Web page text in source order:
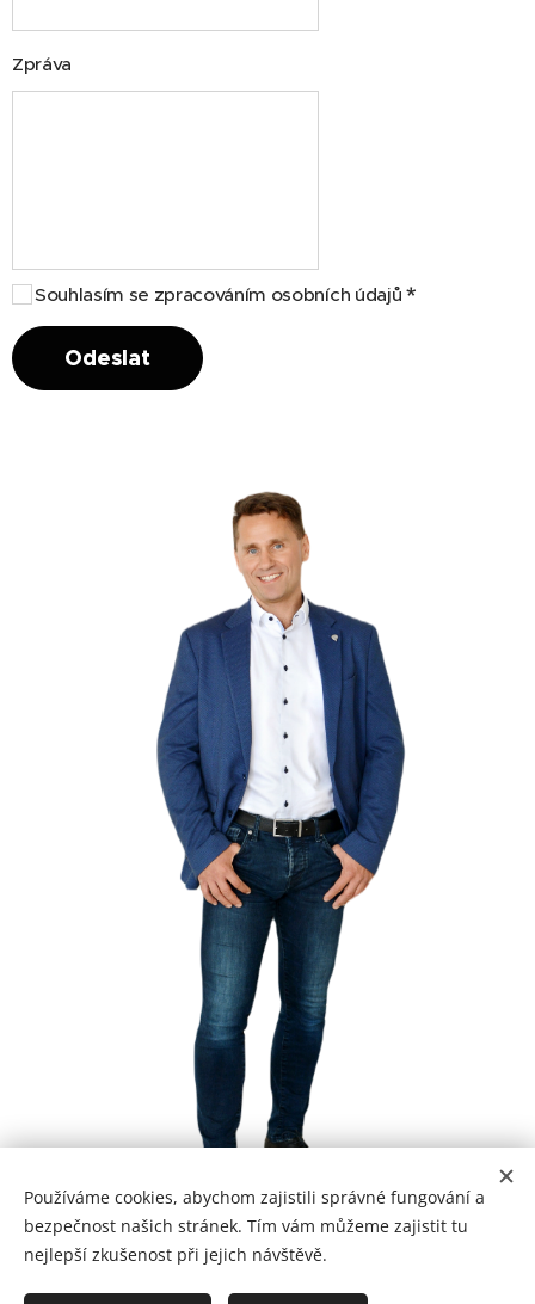
Zpráva
Souhlasím se zpracováním osobních údajů
Odeslat
Používáme cookies, abychom zajistili správné fungování a
bezpečnost našich stránek. Tím vám můžeme zajistit tu
nejlepší zkušenost při jejich návštěvě.